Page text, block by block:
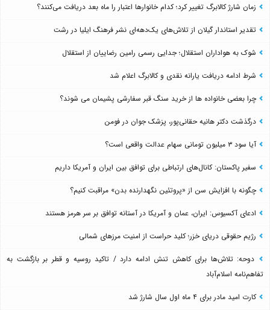
زمان شارژ کالابرگ تغییر کرد؛ کدام خانوارها اعتبار را ماه بعد دریافت می‌کنند؟
تقدیر استاندار گیلان از تلاش‌های یک‌دهه‌ای نشر فرهنگ ایلیا در رشت
شوک به هواداران استقلال؛ جدایی رسمی رامین رضاییان از استقلال
شرط ادامه دریافت یارانه نقدی و کالابرگ اعلام شد
چرا بعضی خانواده ها از خرید سنگ قبر سفارشی پشیمان می شوند؟
درگذشت دکتر هانیه حقانی‌پور، پزشک جوان در فومن
آیا سود ۳ میلیون تومانی سهام عدالت واقعی است؟
سفیر پاکستان: کانال‌های ارتباطی برای توافق بین ایران و آمریکا داریم
چگونه با افزایش سن از «پروتئین نگهدارنده بدن» مراقبت کنیم؟
ادعای آکسیوس: ایران، عمان و آمریکا در آستانه توافق بر سر هرمز هستند
رژیم حقوقی دریای خزر؛ کلید حراست از امنیت مرزهای شمالی
دوحه: تلاش‌ها برای کاهش تنش ادامه دارد / تاکید روسیه و قطر بر بازگشت به
تفاهم‌نامه اسلام‌آباد
کارت امید مادر برای ۴ ماه اول سال شارژ شد